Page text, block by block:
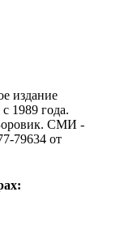
издание
1989 года.
CМИ -
79634 от